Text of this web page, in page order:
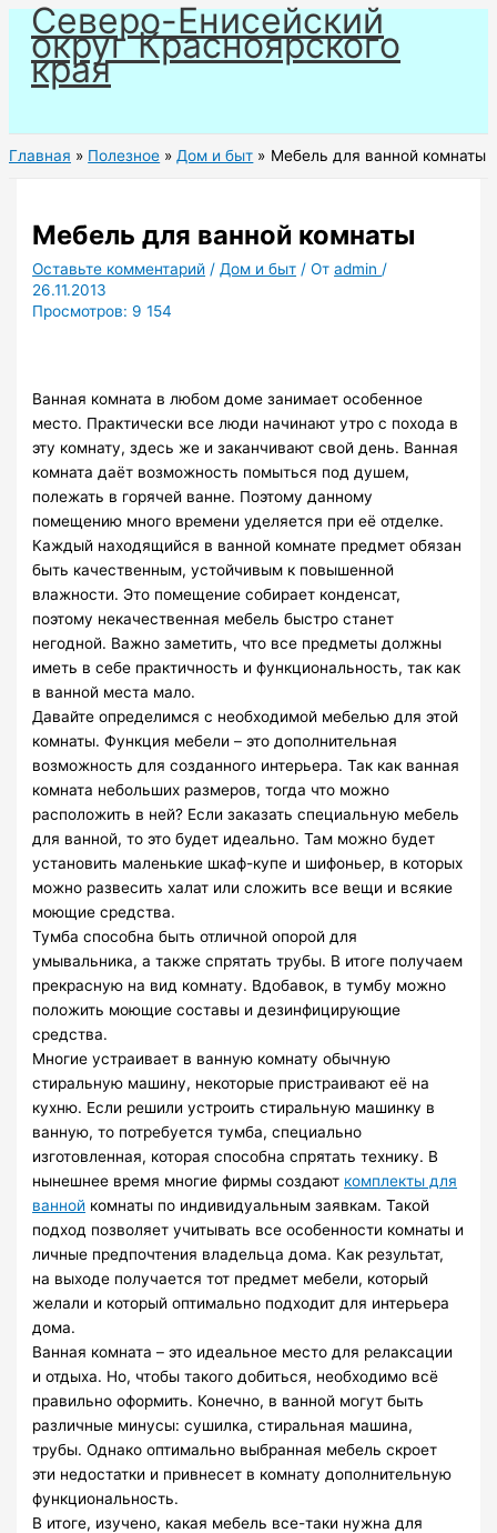
Перейти
содержимому
Северо-Енисейский
округ Красноярского
края
Главная Полезное Дом и быт Мебель для ванной комнаты
Мебель для ванной комнаты
Оставьте комментарий / Дом и быт / Отadmin /
26.11.2013
Просмотров: 9 154
Ванная комната в любом доме занимает особенное
место. Практически все люди начинают утро с похода в
эту комнату, здесь же и заканчивают свой день. Ванная
комната даёт возможность помыться под душем,
полежать в горячей ванне. Поэтому данному
помещению много времени уделяется при её отделке.
Каждый находящийся в ванной комнате предмет обязан
быть качественным, устойчивым к повышенной
влажности. Это помещение собирает конденсат,
поэтому некачественная мебель быстро станет
негодной. Важно заметить, что все предметы должны
иметь в себе практичность и функциональность, так как
в ванной места мало.
Давайте определимся с необходимой мебелью для этой
комнаты. Функция мебели – это дополнительная
возможность для созданного интерьера. Так как ванная
комната небольших размеров, тогда что можно
расположить в ней? Если заказать специальную мебель
для ванной, то это будет идеально. Там можно будет
установить маленькие шкаф-купе и шифоньер, в которых
можно развесить халат или сложить все вещи и всякие
моющие средства.
Тумба способна быть отличной опорой для
умывальника, а также спрятать трубы. В итоге получаем
прекрасную на вид комнату. Вдобавок, в тумбу можно
положить моющие составы и дезинфицирующие
средства.
Многие устраивает в ванную комнату обычную
стиральную машину, некоторые пристраивают её на
кухню. Если решили устроить стиральную машинку в
ванную, то потребуется тумба, специально
изготовленная, которая способна спрятать технику. В
нынешнее время многие фирмы создают комплекты для
ванной комнаты по индивидуальным заявкам. Такой
подход позволяет учитывать все особенности комнаты и
личные предпочтения владельца дома. Как результат,
на выходе получается тот предмет мебели, который
желали и который оптимально подходит для интерьера
дома.
Ванная комната – это идеальное место для релаксации
и отдыха. Но, чтобы такого добиться, необходимо всё
правильно оформить. Конечно, в ванной могут быть
различные минусы: сушилка, стиральная машина,
трубы. Однако оптимально выбранная мебель скроет
эти недостатки и привнесет в комнату дополнительную
функциональность.
В итоге, изучено, какая мебель все-таки нужна для